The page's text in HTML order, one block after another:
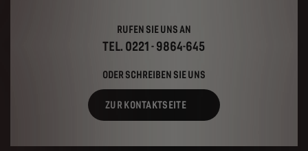
RUFEN SIE UNS AN
TEL. 0221 - 9864-645
ODER SCHREIBEN SIE UNS
ZUR KONTAKTSEITE